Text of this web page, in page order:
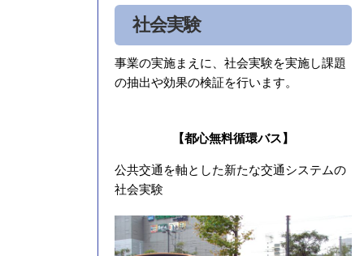
社会実験
事業の実施まえに、社会実験を実施し課題
の抽出や効果の検証を行います。
【都心無料循環バス】
公共交通を軸とした新たな交通システムの
社会実験